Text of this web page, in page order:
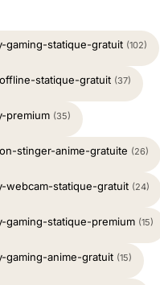
gaming-statique-gratuit (102)
statique-gratuit (37)
premium (35)
stinger-anime-gratuite (26)
webcam-statique-gratuit (24)
gaming-statique-premium (15)
gaming-anime-gratuit (15)